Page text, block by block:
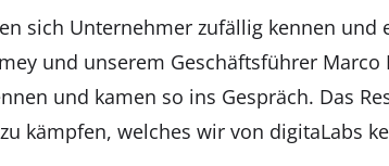
sich Unter­neh­mer zufäl­lig ken­nen und
und unse­rem Geschäfts­füh­rer
und kamen so ins Gespräch. Das
kämp­fen, wel­ches wir von digi­taL­abs